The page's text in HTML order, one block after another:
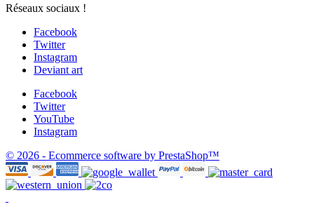
Réseaux sociaux !
Facebook
Twitter
Instagram
Deviant art
Facebook
Twitter
YouTube
Instagram
© 2026 - Ecommerce software by PrestaShop™